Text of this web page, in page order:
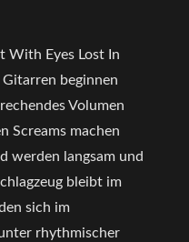
With Eyes Lost In
Gitarren beginnen
Volumen
Screams machen
werden langsam und
bleibt im
sich im
rhythmischer